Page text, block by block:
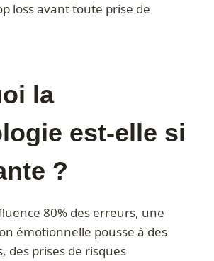
loss avant toute prise de
la
est-elle si
?
80% des erreurs, une
émotionnelle pousse à des
des prises de risques